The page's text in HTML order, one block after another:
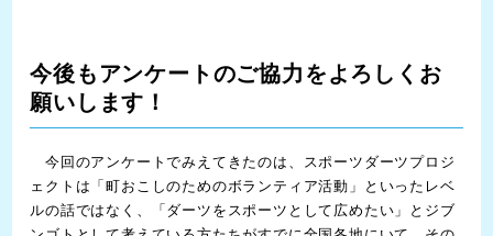
今後もアンケートのご協力をよろしくお
願いします！
今回のアンケートでみえてきたのは、スポーツダーツプロジ
ェクトは「町おこしのためのボランティア活動」といったレベ
ルの話ではなく、「ダーツをスポーツとして広めたい」とジブ